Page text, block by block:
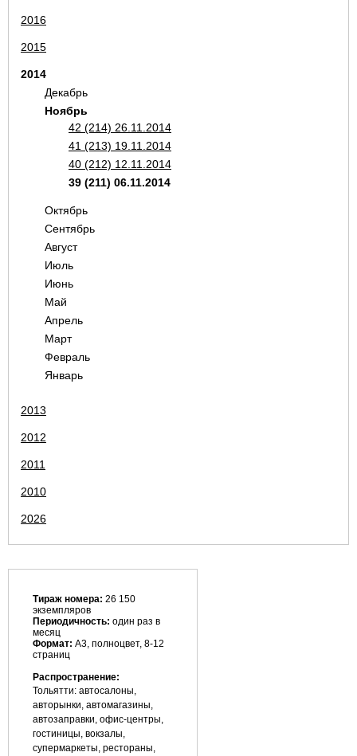
2016
2015
2014
Декабрь
Ноябрь
42 (214) 26.11.2014
41 (213) 19.11.2014
40 (212) 12.11.2014
39 (211) 06.11.2014
Октябрь
Сентябрь
Август
Июль
Июнь
Май
Апрель
Март
Февраль
Январь
2013
2012
2011
2010
2026
Тираж номера: 26 150
экземпляров
Периодичность: один раз в
месяц
Формат: А3, полноцвет, 8-12
страниц
Распространение:
Тольятти: автосалоны,
авторынки, автомагазины,
автозаправки, офис-центры,
гостиницы, вокзалы,
супермаркеты, рестораны,